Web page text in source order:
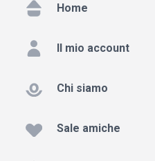
Home
Il mio account
Chi siamo
Sale amiche